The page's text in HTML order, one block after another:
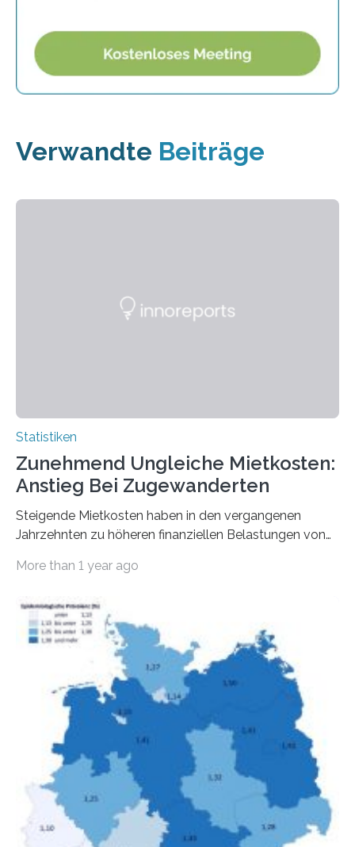
Verwandte Beiträge
Statistiken
Zunehmend Ungleiche Mietkosten:
Anstieg Bei Zugewanderten
Steigende Mietkosten haben in den vergangenen
Jahrzehnten zu höheren finanziellen Belastungen von
Bundesinstitut für Bevölkerungsforschung (BiB)
gesamten Einkommen zwischen 1990 und 2020 für
unterschiedliche Einkommensgruppen sowie für in
Deutschland geborene Menschen und Zugewanderte
verändert hat. Das Ergebnis: Während Personen mit
hohen Einkommen (oberstes Quintil der Verteilung der
Nettoäquivalenzeinkommen) nur einen moderaten
Anstieg des Mietanteils am Gesamteinkommen
hinnehmen mussten, nahm die Belastung bei
Menschen mit…
More than 1 year ago